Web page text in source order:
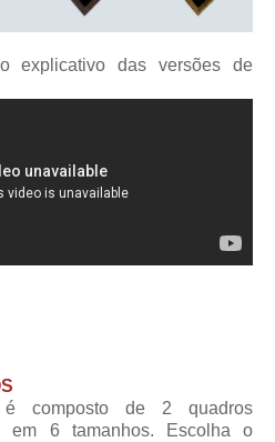
explicativo das versões de
composto de 2 quadros
em 6 tamanhos. Escolha o